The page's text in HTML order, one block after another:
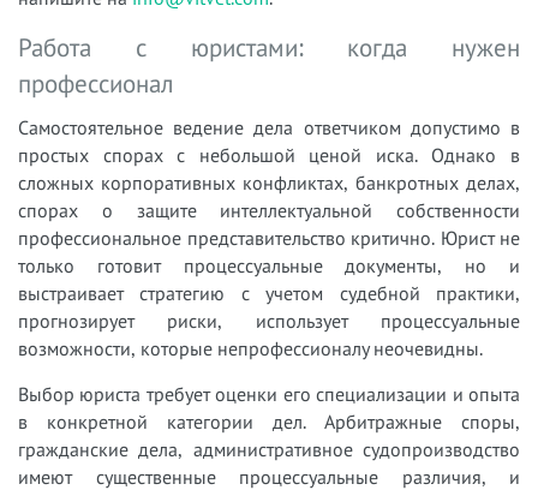
Работа с юристами: когда нужен
профессионал
Самостоятельное ведение дела ответчиком допустимо в
простых спорах с небольшой ценой иска. Однако в
сложных корпоративных конфликтах, банкротных делах,
спорах о защите интеллектуальной собственности
профессиональное представительство критично. Юрист не
только готовит процессуальные документы, но и
выстраивает стратегию с учетом судебной практики,
прогнозирует риски, использует процессуальные
возможности, которые непрофессионалу неочевидны.
Выбор юриста требует оценки его специализации и опыта
в конкретной категории дел. Арбитражные споры,
гражданские дела, административное судопроизводство
имеют существенные процессуальные различия, и